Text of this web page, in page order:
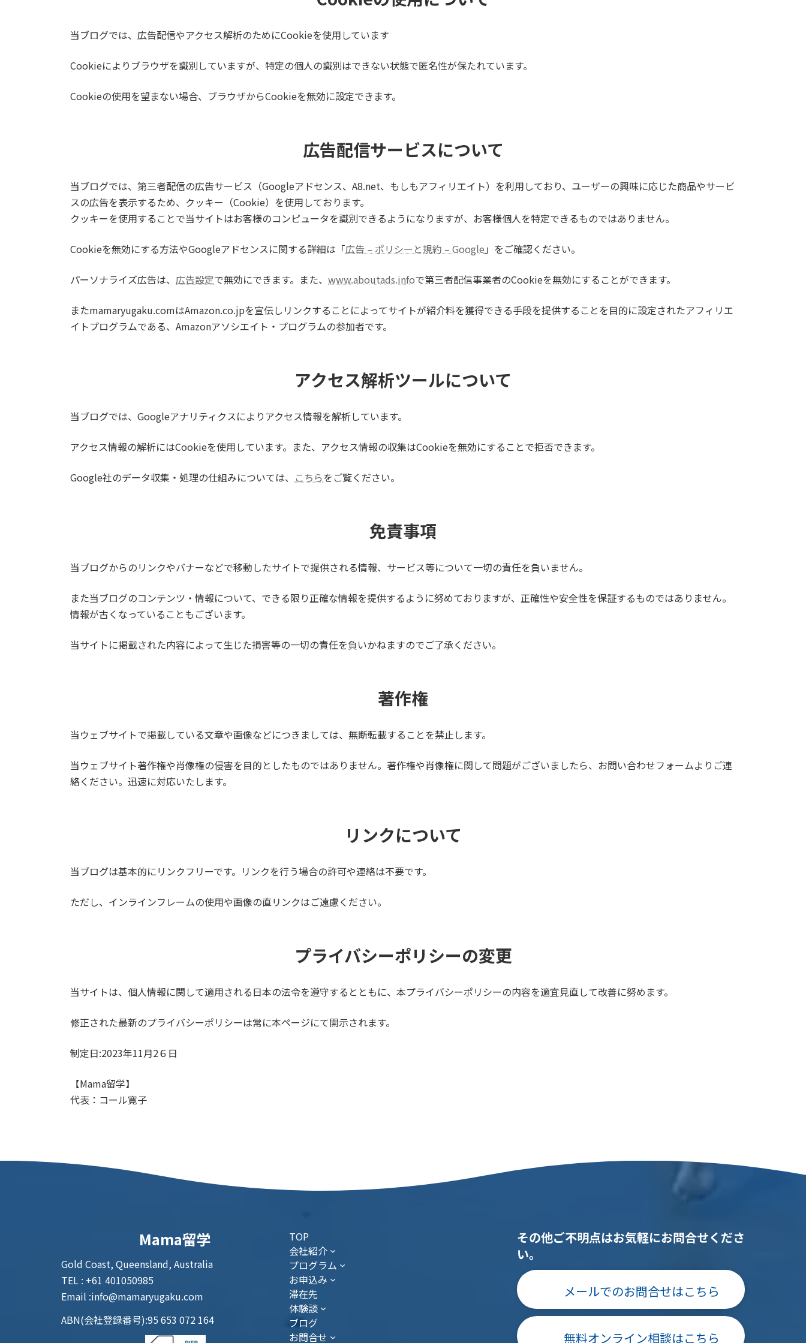
当ブログでは、広告配信やアクセス解析のためにCookieを使用しています
Cookieによりブラウザを識別していますが、特定の個人の識別はできない状態で匿名性が保たれています。
Cookieの使用を望まない場合、ブラウザからCookieを無効に設定できます。
広告配信サービスについて
当ブログでは、第三者配信の広告サービス（Googleアドセンス、A8.net、もしもアフィリエイト）を利用しており、ユーザーの興味に応じた商品やサービ
スの広告を表示するため、クッキー（Cookie）を使用しております。
クッキーを使用することで当サイトはお客様のコンピュータを識別できるようになりますが、お客様個人を特定できるものではありません。
Cookieを無効にする方法やGoogleアドセンスに関する詳細は「広告 – ポリシーと規約 – Google 」をご確認ください。
パーソナライズ広告は、 広告設定で無効にできます。また、 www.aboutads.infoで第三者配信事業者のCookieを無効にすることができます。
またmamaryugaku.comはAmazon.co.jpを宣伝しリンクすることによってサイトが紹介料を獲得できる手段を提供することを目的に設定されたアフィリエ
イトプログラムである、Amazonアソシエイト・プログラムの参加者です。
アクセス解析ツールについて
当ブログでは、Googleアナリティクスによりアクセス情報を解析しています。
アクセス情報の解析にはCookieを使用しています。また、アクセス情報の収集はCookieを無効にすることで拒否できます。
Google社のデータ収集・処理の仕組みについては、 こちらをご覧ください。
免責事項
当ブログからのリンクやバナーなどで移動したサイトで提供される情報、サービス等について一切の責任を負いません。
また当ブログのコンテンツ・情報について、できる限り正確な情報を提供するように努めておりますが、正確性や安全性を保証するものではありません。
情報が古くなっていることもございます。
当サイトに掲載された内容によって生じた損害等の一切の責任を負いかねますのでご了承ください。
著作権
当ウェブサイトで掲載している文章や画像などにつきましては、無断転載することを禁止します。
当ウェブサイト著作権や肖像権の侵害を目的としたものではありません。著作権や肖像権に関して問題がございましたら、お問い合わせフォームよりご連
絡ください。迅速に対応いたします。
リンクについて
当ブログは基本的にリンクフリーです。リンクを行う場合の許可や連絡は不要です。
ただし、インラインフレームの使用や画像の直リンクはご遠慮ください。
プライバシーポリシーの変更
当サイトは、個人情報に関して適用される日本の法令を遵守するとともに、本プライバシーポリシーの内容を適宜見直して改善に努めます。
修正された最新のプライバシーポリシーは常に本ページにて開示されます。
制定日:2023年11月2６日
【Mama留学】
代表：コール寛子
Mama留学
Gold Coast, Queensland, Australia
TEL : +61 401050985
Email :info@mamaryugaku.com
ABN(会社登録番号):95 653 072 164
TOP
会社紹介
プログラム
お申込み
滞在先
体験談
ブログ
お問合せ
その他ご不明点はお気軽にお問合せくださ
い。
メールでのお問合せはこちら
無料オンライン相談はこちら